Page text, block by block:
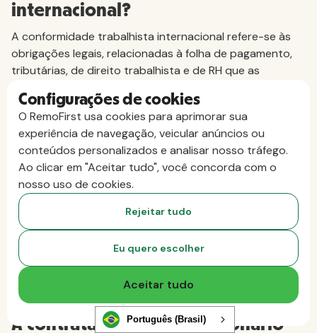
internacional?
A conformidade trabalhista internacional refere-se às
obrigações legais, relacionadas à folha de pagamento,
tributárias, de direito trabalhista e de RH que as
outro país.
Quais são os maiores riscos de
conformidade na contratação
internacional?
Os riscos mais comuns incluem a classificação incorreta
de trabalhadores, erros na tributação da folha de
pagamento, exposição à questão do estabelecimento
permanente, contratos de trabalho em desacordo com
a legislação, violações de visto e reclamações por
demissão sem justa causa.
A contratação de um funcionário
Configurações de cookies
O RemoFirst usa cookies para aprimorar sua
experiência de navegação, veicular anúncios ou
conteúdos personalizados e analisar nosso tráfego.
Ao clicar em "Aceitar tudo", você concorda com o
nosso uso de cookies.
Rejeitar tudo
Eu quero escolher
Aceitar tudo
Português (Brasil)